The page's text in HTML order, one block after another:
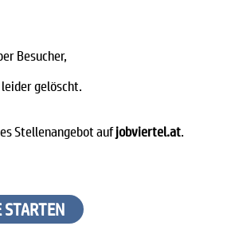
Besucher,
gelöscht.
Stellenangebot aufjobviertel.at.
STARTEN